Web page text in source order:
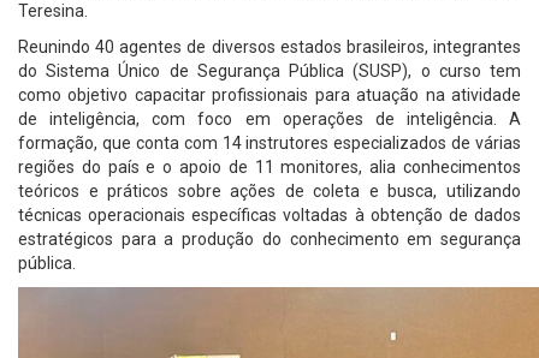
Teresina.
Reunindo 40 agentes de diversos estados brasileiros, integrantes
do Sistema Único de Segurança Pública (SUSP), o curso tem
como objetivo capacitar profissionais para atuação na atividade
de inteligência, com foco em operações de inteligência. A
formação, que conta com 14 instrutores especializados de várias
regiões do país e o apoio de 11 monitores, alia conhecimentos
teóricos e práticos sobre ações de coleta e busca, utilizando
técnicas operacionais específicas voltadas à obtenção de dados
estratégicos para a produção do conhecimento em segurança
pública.